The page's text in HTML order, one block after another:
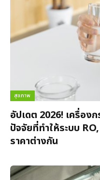
สุขภาพ
อัปเดต 2026! เครื่อง
ปัจจัยที่ทำให้ระบบ
ราคาต่างกัน